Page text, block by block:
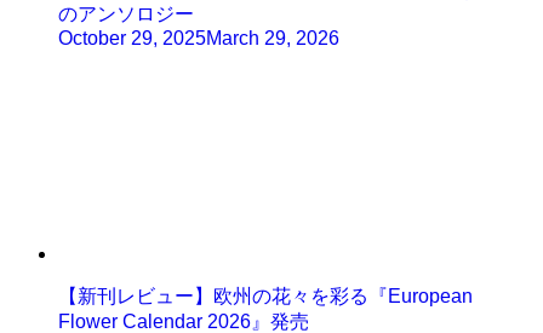
のアンソロジー
October 29, 2025March 29, 2026
【新刊レビュー】欧州の花々を彩る『European
Flower Calendar 2026』発売